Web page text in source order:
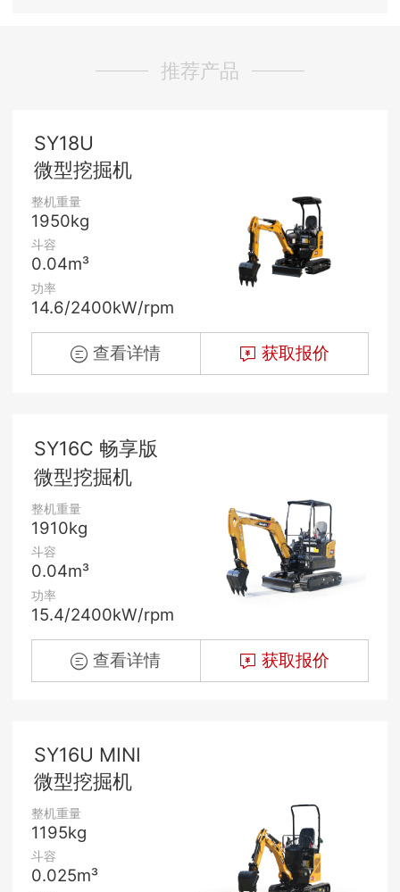
推荐产品
SY18U
微型挖掘机
整机重量
1950kg
斗容
0.04m³
功率
14.6/2400kW/rpm
查看详情 获取报价
SY16C 畅享版
微型挖掘机
整机重量
1910kg
斗容
0.04m³
功率
15.4/2400kW/rpm
查看详情 获取报价
SY16U MINI
微型挖掘机
整机重量
1195kg
斗容
0.025m³